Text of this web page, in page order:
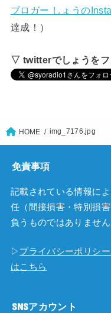
ブロガー しょうの
達成！）
▽ twitterでしょうをフ
HOME img_7176.jpg
免責事項
記載されている情報に
任（間接損害・特別損
負うものではありませ
▷ プライバシーポリシ
はこちら
SNSアカウント